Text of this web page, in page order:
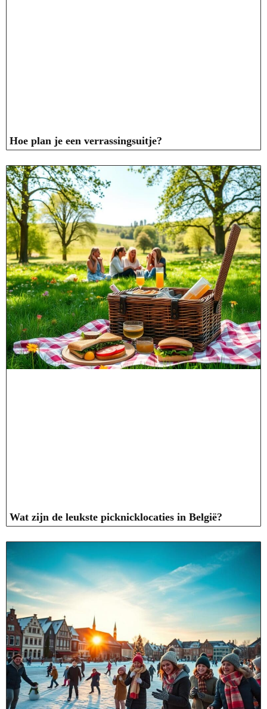
Hoe plan je een verrassingsuitje?
Wat zijn de leukste picknicklocaties in België?